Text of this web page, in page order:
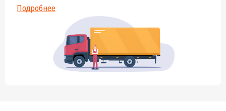
Подробнее